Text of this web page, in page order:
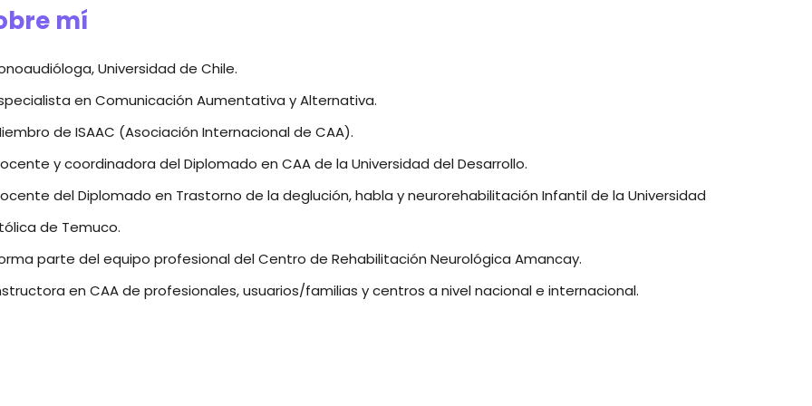
mí
Universidad de Chile.
en Comunicación Aumentativa y Alternativa.
de ISAAC (Asociación Internacional de CAA).
y coordinadora del Diplomado en CAA de la Universidad del Desarrollo.
del Diplomado en Trastorno de la deglución, habla y neurorehabilitación Infantil de la Universidad
de Temuco.
parte del equipo profesional del Centro de Rehabilitación Neurológica Amancay.
en CAA de profesionales, usuarios/familias y centros a nivel nacional e internacional.